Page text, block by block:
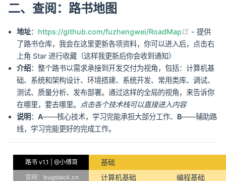
二、查阅：路书地图
地址： https://github.com/fuzhengwei/RoadMap (opens
- 提供
了路书仓库，我会在这里更新各项资料，你可以进入后，点击右
上角 Star 进行收藏（这样我更新后你会收到通知）
介绍：整个路书以需求承接到开发交付为视角，包括：计算机基
础、系统和架构设计、环境搭建、系统开发、常用类库、调试、
测试、质量分析、发布部署。通过这样的全局的视角，来告诉你
在哪里，要去哪里。
点击各个技术栈可以直接进入内容
说明：A——核心技术，学习完能承担大部分工作、 B——辅助路
线，学习完能更好的完成工作。
路书 v1.1 | @小傅哥
官网：bugstack.cn
基础
计算机基础
编程基础